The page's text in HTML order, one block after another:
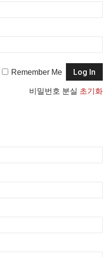
Remember Me
비밀번호 분실 초기화